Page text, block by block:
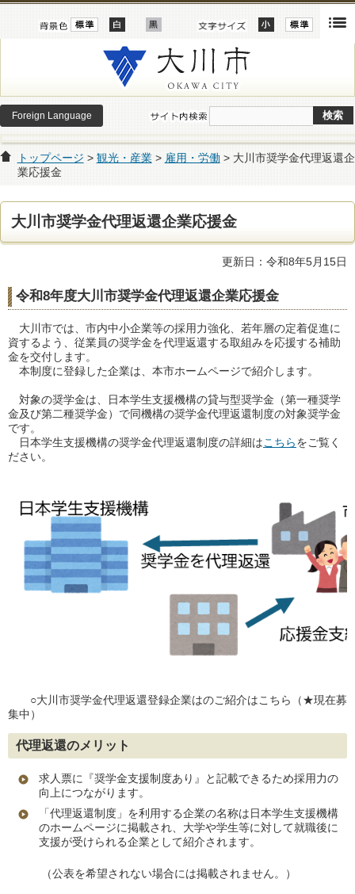
Foreign Language
トップページ > 観光・産業> 雇用・労働 > 大川市奨学金代理返還企
業応援金
大川市奨学金代理返還企業応援金
更新日：令和8年5月15日
令和8年度大川市奨学金代理返還企業応援金
大川市では、市内中小企業等の採用力強化、若年層の定着促進に
資するよう、従業員の奨学金を代理返還する取組みを応援する補助
金を交付します。
本制度に登録した企業は、本市ホームページで紹介します。
対象の奨学金は、日本学生支援機構の貸与型奨学金（第一種奨学
金及び第二種奨学金）で同機構の奨学金代理返還制度の対象奨学金
です。
日本学生支援機構の奨学金代理返還制度の詳細はこちらをご覧く
ださい。
○大川市奨学金代理返還登録企業はのご紹介はこちら（★現在募
集中）
代理返還のメリット
求人票に『奨学金支援制度あり』と記載できるため採用力の
向上につながります。
「代理返還制度」を利用する企業の名称は日本学生支援機構
のホームページに掲載され、大学や学生等に対して就職後に
支援が受けられる企業として紹介されます。
（公表を希望されない場合には掲載されません。）